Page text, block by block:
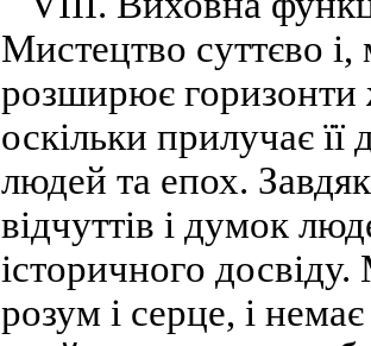
Мистецтво суттєво
розширює горизонти
оскільки прилучає її
людей та епох.
відчуттів і думок
історичного
розум і серце, і